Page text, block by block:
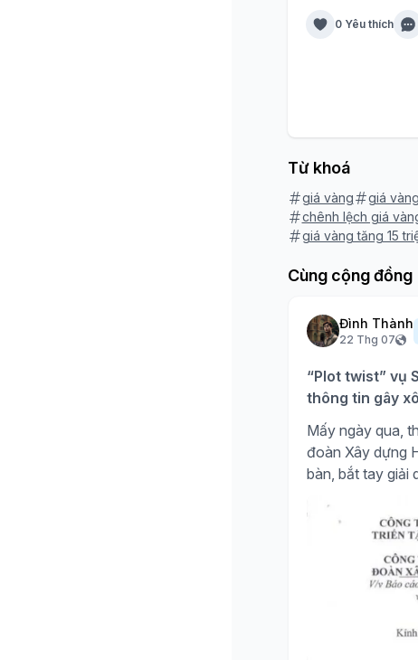
0 Yêu thích
Từ khoá
giá vàng giá
chênh lệch giá
giá vàng tăng 15
Cùng cộng đồng
Đình Thành
22 Thg 07
“Plot twist” vụ
thông tin gây
Mấy ngày qua,
đoàn Xây dựng
bàn, bắt tay giải